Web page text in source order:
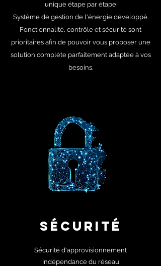
unique étape par étape
Système de gestion de l'énergie développé.
Fonctionnalité, contrôle et sécurité sont
prioritaires afin de pouvoir vous proposer une
solution complète parfaitement adaptée à vos
besoins.
Sécurité
Sécurité d'approvisionnement
Indépendance du réseau